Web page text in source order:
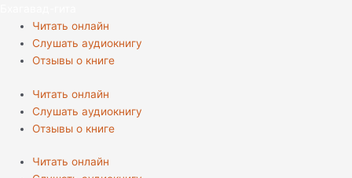
содержимому
Читать онлайн
Слушать аудиокнигу
Отзывы о книге
Читать онлайн
Слушать аудиокнигу
Отзывы о книге
Читать онлайн